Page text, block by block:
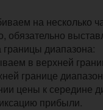
на несколько
обязательно
границы диапазона:
в верхней
границе
цены к середине
прибыли.